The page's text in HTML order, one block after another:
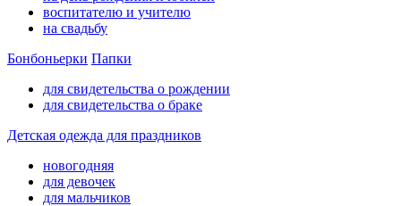
воспитателю и учителю
на свадьбу
Бонбоньерки Папки
для свидетельства о рождении
для свидетельства о браке
Детская одежда для праздников
новогодняя
для девочек
для мальчиков